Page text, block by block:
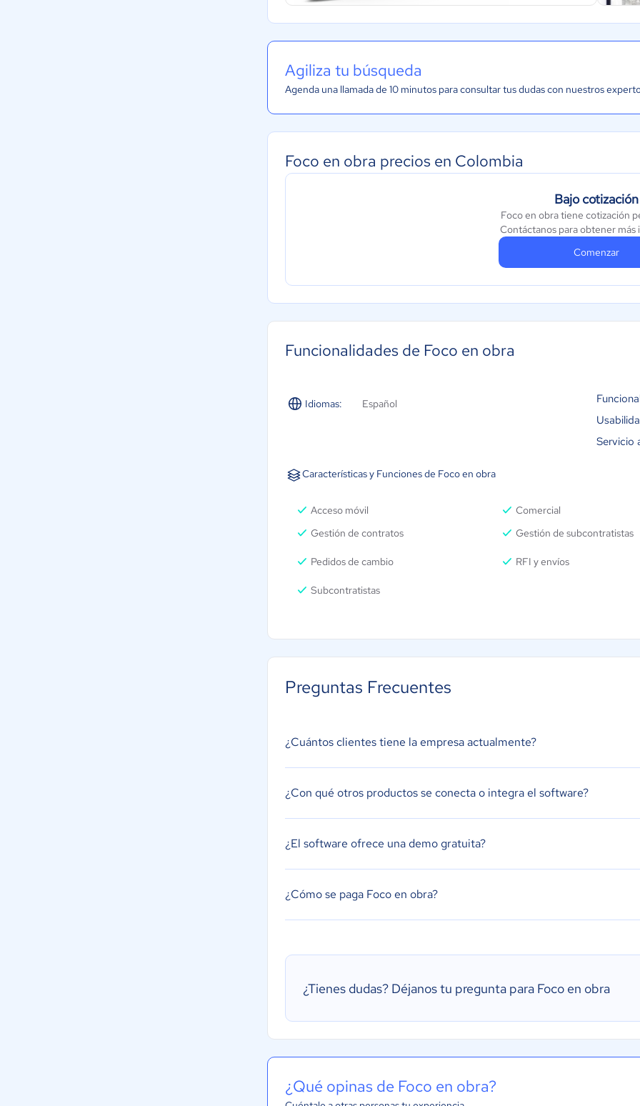
Agiliza tu búsqueda
Agenda una llamada de 10 minutos para consultar tus dudas con nuestros
Foco en obra precios en Colombia
Bajo cotización
Foco en obra tiene cotización
Contáctanos para obtener más
Comenzar
Funcionalidades de Foco en obra
Idiomas: Español
Servicio
Características y Funciones de Foco en obra
Acceso móvil Comercial
Gestión de contratos
Gestión de subcontratistas
Pedidos de cambio RFI y envíos
Subcontratistas
Preguntas Frecuentes
¿Cuántos clientes tiene la empresa actualmente?
¿Con qué otros productos se conecta o integra el software?
¿El software ofrece una demo gratuita?
¿Cómo se paga Foco en obra?
¿Tienes dudas? Déjanos tu pregunta para Foco en obra
¿Qué opinas de Foco en obra?